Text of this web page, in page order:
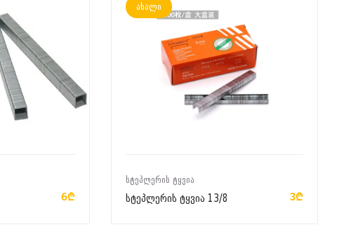
6₾
ახალი
ᲡᲢᲔᲞᲚᲔᲠᲘᲡ ᲢᲧᲕᲘᲐ
სტეპლერის ტყვია 13/8 3₾